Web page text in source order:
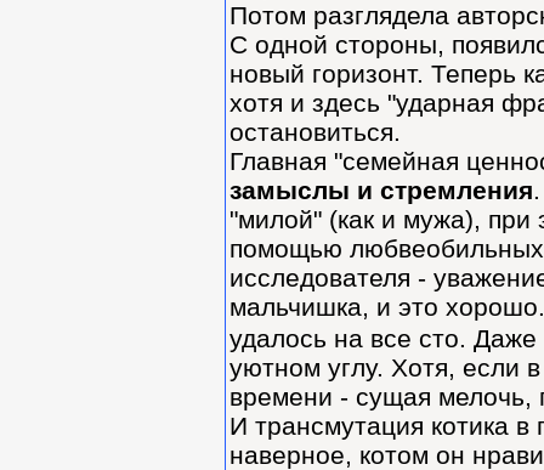
Потом разглядела
С одной стороны,
новый горизонт. Теперь
хотя и здесь "ударная
остановиться.
Главная "семейная
замыслы и стремления
"милой" (как и мужа), при
помощью любвеобильных
исследователя -
мальчишка, и это
удалось на все сто.
уютном углу. Хотя, если
времени - сущая мелочь,
И трансмутация котика
наверное, котом он